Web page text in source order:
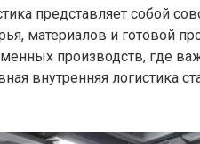
представляет собой
материалов и готовой
производств, где
внутренняя логистика